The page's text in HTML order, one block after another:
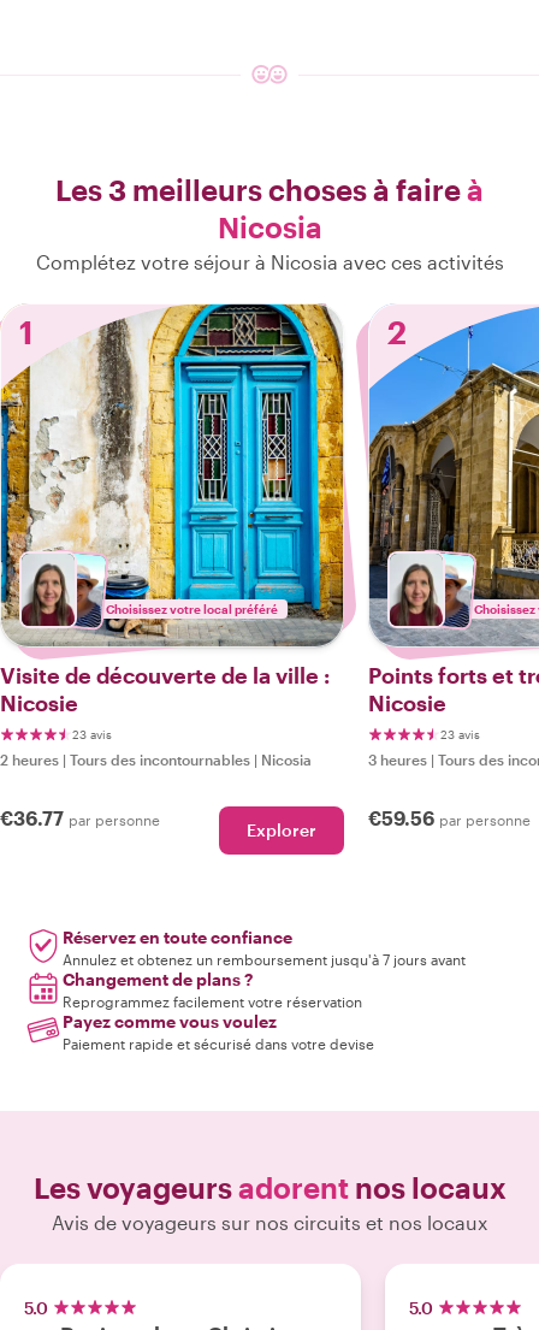
Les 3 meilleurs choses à faireà
Nicosia
Complétez votre séjour à Nicosia avec ces activités
1
Choisissez votre local préféré
Visite de découverte de la ville :
Nicosie
23 avis
2 heures | Tours des incontournables | Nicosia
€36.77 par personne Explorer
2
Points forts et
Nicosie
23 avis
3 heures | Tours des
€59.56 par personne
Réservez en toute confiance
Annulez et obtenez un remboursement jusqu'à 7 jours avant
Changement de plans ?
Reprogrammez facilement votre réservation
Payez comme vous voulez
Paiement rapide et sécurisé dans votre devise
Les voyageursadorentnos locaux
Avis de voyageurs sur nos circuits et nos locaux
5.0 5.0